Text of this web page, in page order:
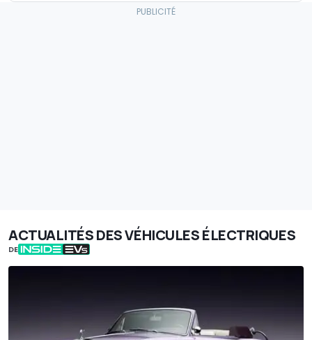
ACTUALITÉS DES VÉHICULES ÉLECTRIQUES
DE